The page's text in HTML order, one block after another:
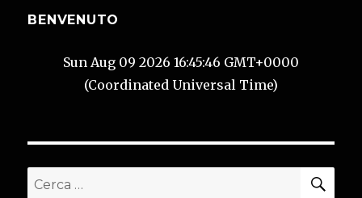
BENVENUTO
Sun Aug 09 2026 16:45:46 GMT+0000
(Coordinated Universal Time)
Cerca: